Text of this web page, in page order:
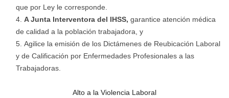
que por Ley le corresponde.
A Junta Interventora del IHSS, garantice atención médica
de calidad a la población trabajadora, y
Agilice la emisión de los Dictámenes de Reubicación Laboral
y de Calificación por Enfermedades Profesionales a las
Trabajadoras.
Alto a la Violencia Laboral